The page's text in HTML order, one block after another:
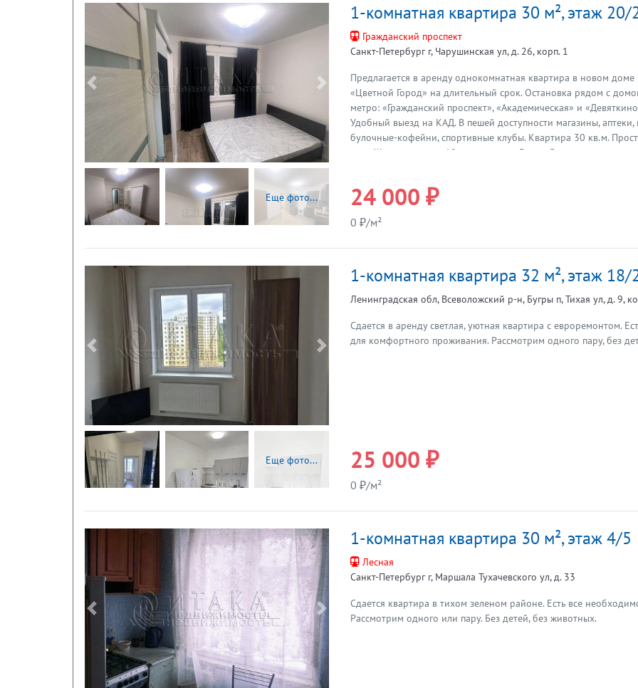
повседневной жизни и семьи. Готовы показать квартиру в
Звоните или пишите прямо сейчас, чтобы договориться о
долгосрочную аренду на выгодных условиях.
Следующая Предыдущая
Еще фото...
1-комнатная квартира 30 м², этаж 20/
Гражданский проспект
Санкт-Петербург г, Чарушинская ул, д. 26, корп. 1
Предлагается в аренду однокомнатная квартира в новом
«Цветной Город» на длительный срок. Остановка рядом с
метро: «Гражданский проспект», «Академическая» и
Удобный выезд на КАД. В пешей доступности магазины, аптеки,
булочные-кофейни, спортивные клубы. Квартира 30 кв.м.
кв.м. Жилая комната 10 кв.м, лоджия 3 кв.м Все новое, в
обустроенная кухня - шкаф для одежды Квартира сдается для
24 000 ₽
0 ₽/м²
Следующая Предыдущая
Еще фото...
1-комнатная квартира 32 м², этаж 18/
Ленинградская обл, Всеволожский р-н, Бугры п, Тихая ул, д. 9,
Сдается в аренду светлая, уютная квартира с евроремонтом.
для комфортного проживания. Рассмотрим одного пару, без
25 000 ₽
0 ₽/м²
Следующая Предыдущая
1-комнатная квартира 30 м², этаж 4/5
Лесная
Санкт-Петербург г, Маршала Тухачевского ул, д. 33
Сдается квартира в тихом зеленом районе. Есть все
Рассмотрим одного или пару. Без детей, без животных.